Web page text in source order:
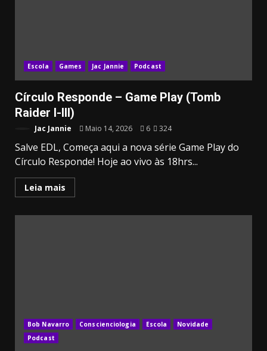
Escola Games Jac Jannie Podcast
Círculo Responde – Game Play (Tomb
Raider I-III)
Jac Jannie Maio 14, 2026 6 324
Salve EDL, Começa aqui a nova série Game Play do
Círculo Responde! Hoje ao vivo às 18hrs...
Leia mais
Bob Navarro Conscienciologia Escola
Novidade
Podcast